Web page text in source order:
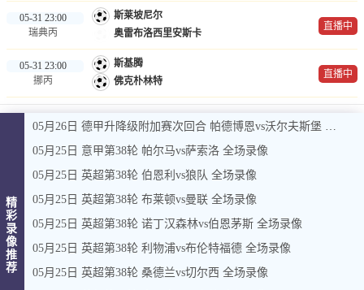
05-31 23:00
瑞典丙
斯莱坡尼尔
奥雷布洛西里安斯卡
直播中
05-31 23:00
挪丙
斯基腾
佛克朴林特
直播中
精
彩
录
像
推
荐
05月26日 德甲升降级附加赛次回合 帕德博恩vs沃尔夫斯堡 全场录像
05月25日 意甲第38轮 帕尔马vs萨索洛 全场录像
05月25日 英超第38轮 伯恩利vs狼队 全场录像
05月25日 英超第38轮 布莱顿vs曼联 全场录像
05月25日 英超第38轮 诺丁汉森林vs伯恩茅斯 全场录像
05月25日 英超第38轮 利物浦vs布伦特福德 全场录像
05月25日 英超第38轮 桑德兰vs切尔西 全场录像